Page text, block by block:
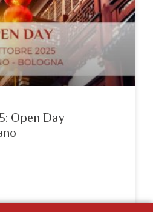
Open Day